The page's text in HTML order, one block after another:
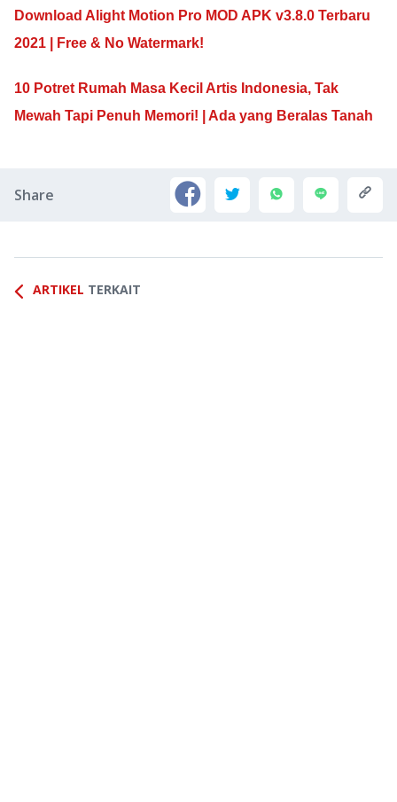
Download Alight Motion Pro MOD APK v3.8.0 Terbaru
2021 | Free & No Watermark!
10 Potret Rumah Masa Kecil Artis Indonesia, Tak
Mewah Tapi Penuh Memori! | Ada yang Beralas Tanah
Share
ARTIKEL TERKAIT